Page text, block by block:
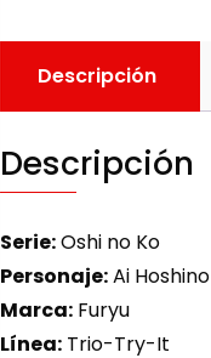
Descripción
Descripción
Serie:Oshi no Ko
Personaje:Ai Hoshino
Marca:Furyu
Línea:Trio-Try-It